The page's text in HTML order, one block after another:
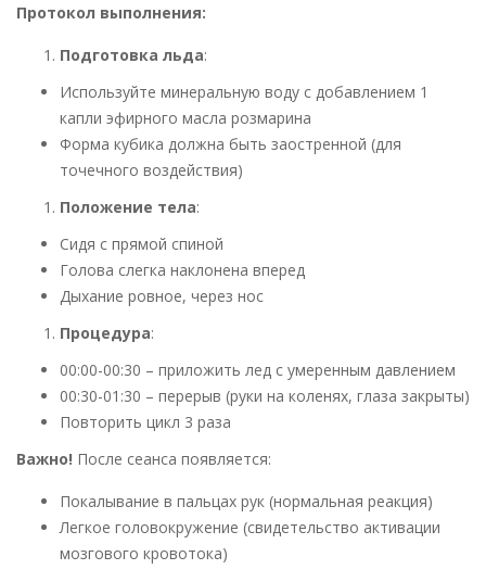
Протокол выполнения:
Подготовка льда:
Используйте минеральную воду с добавлением 1
капли эфирного масла розмарина
Форма кубика должна быть заостренной (для
точечного воздействия)
Положение тела:
Сидя с прямой спиной
Голова слегка наклонена вперед
Дыхание ровное, через нос
Процедура:
00:00-00:30 – приложить лед с умеренным давлением
00:30-01:30 – перерыв (руки на коленях, глаза закрыты)
Повторить цикл 3 раза
Важно! После сеанса появляется:
Покалывание в пальцах рук (нормальная реакция)
Легкое головокружение (свидетельство активации
мозгового кровотока)